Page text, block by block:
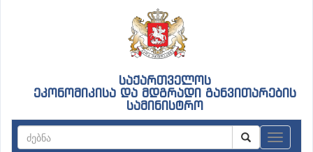
საქართველოს
ეკონომიკისა და მდგრადი განვითარების
სამინისტრო